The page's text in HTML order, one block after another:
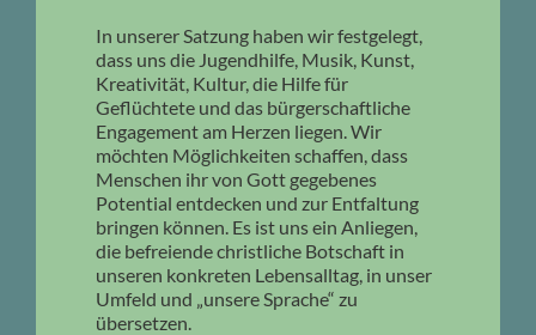
In unserer Satzung haben wir festgelegt,
dass uns die Jugendhilfe, Musik, Kunst,
Kreativität, Kultur, die Hilfe für
Geflüchtete und das bürgerschaftliche
Engagement am Herzen liegen. Wir
möchten Möglichkeiten schaffen, dass
Menschen ihr von Gott gegebenes
Potential entdecken und zur Entfaltung
bringen können. Es ist uns ein Anliegen,
die befreiende christliche Botschaft in
unseren konkreten Lebensalltag, in unser
Umfeld und „unsere Sprache“ zu
übersetzen.